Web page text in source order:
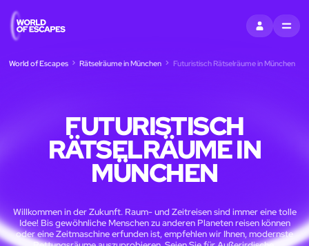
EINTRAGEN
MENU
World of Escapes Rätselräume in München Futuristisch Rätselräume in München
FUTURISTISCH
RÄTSELRÄUME IN
MÜNCHEN
Willkommen in der Zukunft. Raum- und Zeitreisen sind immer eine tolle
Idee! Bis gewöhnliche Menschen zu anderen Planeten reisen können
oder eine Zeitmaschine erfunden ist, empfehlen wir Ihnen, modernste